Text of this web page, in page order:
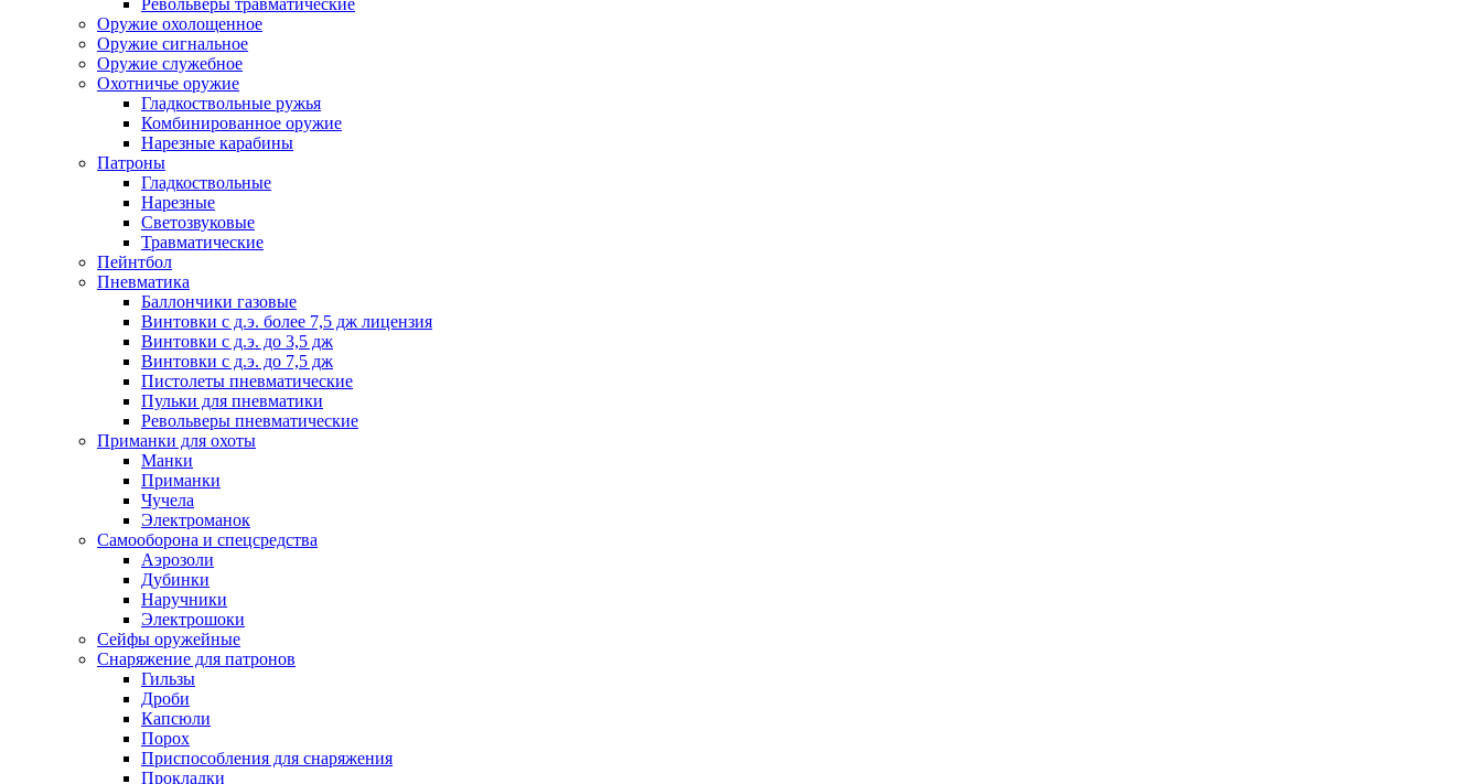
Револьверы травматические
Оружие охолощенное
Оружие сигнальное
Оружие служебное
Охотничье оружие
Гладкоствольные ружья
Комбинированное оружие
Нарезные карабины
Патроны
Гладкоствольные
Нарезные
Светозвуковые
Травматические
Пейнтбол
Пневматика
Баллончики газовые
Винтовки с д.э. более 7,5 дж лицензия
Винтовки с д.э. до 3,5 дж
Винтовки с д.э. до 7,5 дж
Пистолеты пневматические
Пульки для пневматики
Револьверы пневматические
Приманки для охоты
Манки
Приманки
Чучела
Электроманок
Самооборона и спецсредства
Аэрозоли
Дубинки
Наручники
Электрошоки
Сейфы оружейные
Снаряжение для патронов
Гильзы
Дроби
Капсюли
Порох
Приспособления для снаряжения
Прокладки